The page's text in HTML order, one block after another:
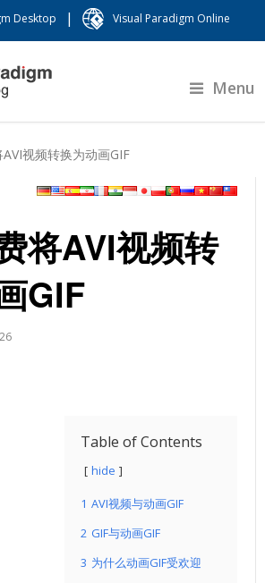
Desktop | Visual Paradigm Online
Menu
视频转换为动画GIF
将AVI视频转
GIF
Table of Contents
hide
1 AVI视频与动画GIF
2 GIF与动画GIF
3 为什么动画GIF受欢迎